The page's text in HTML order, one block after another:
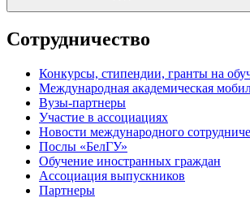
Сотрудничество
Конкурсы, стипендии, гранты на
Международная академическая
Вузы-партнеры
Участие в ассоциациях
Новости международного
Послы «БелГУ»
Обучение иностранных граждан
Ассоциация выпускников
Партнеры